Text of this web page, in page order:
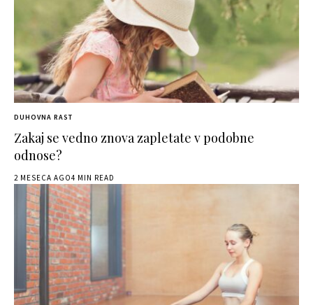
DUHOVNA RAST
Zakaj se vedno znova zapletate v podobne
odnose?
2 MESECA AGO4 MIN READ